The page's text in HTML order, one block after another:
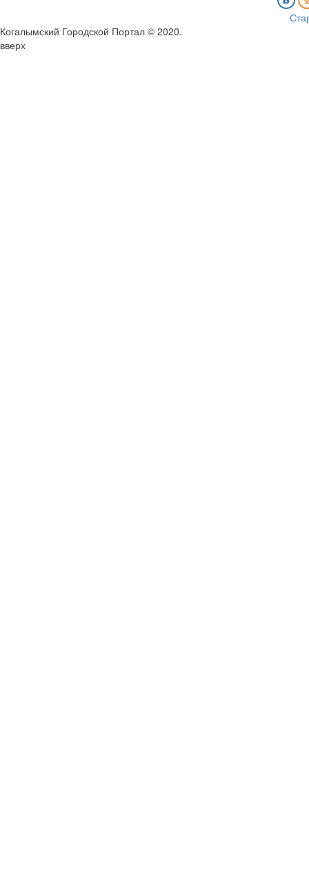
Когалымский Городской Портал © 2020.
вверх